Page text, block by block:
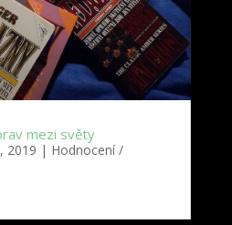
mezi světy
2019 | Hodnocení /